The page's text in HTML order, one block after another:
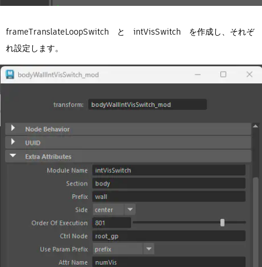
frameTranslateLoopSwitch と intVisSwitch を作成し、それぞ
れ設定します。